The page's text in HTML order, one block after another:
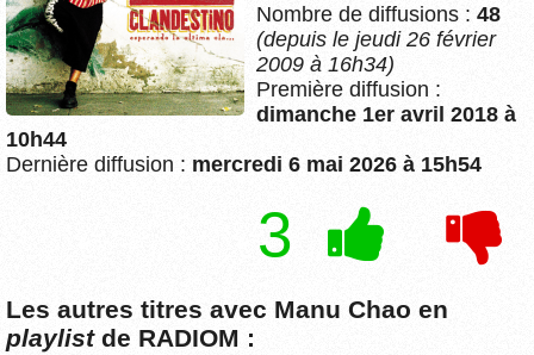
Nombre de diffusions : 48
(depuis le jeudi 26 février
2009 à 16h34)
Première diffusion :
dimanche 1er avril 2018 à
10h44
Dernière diffusion : mercredi 6 mai 2026 à 15h54
3
Les autres titres avec Manu Chao en
playlistde RADIOM :